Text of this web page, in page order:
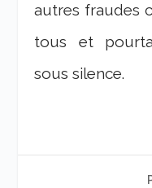
autres fraudes
tous et
sous silence.